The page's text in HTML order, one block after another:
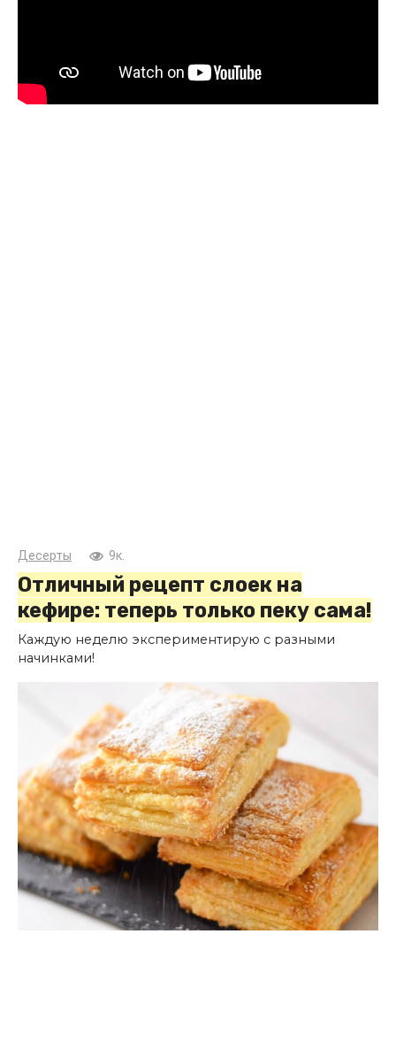
Десерты 9к.
Отличный рецепт слоек на
кефире: теперь только пеку сама!
Каждую неделю экспериментирую с разными
начинками!